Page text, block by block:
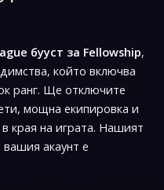
бууст за Fellowship,
който включва
ранг. Ще отключите
мощна екипировка и
края на играта. Нашият
вашия акаунт е